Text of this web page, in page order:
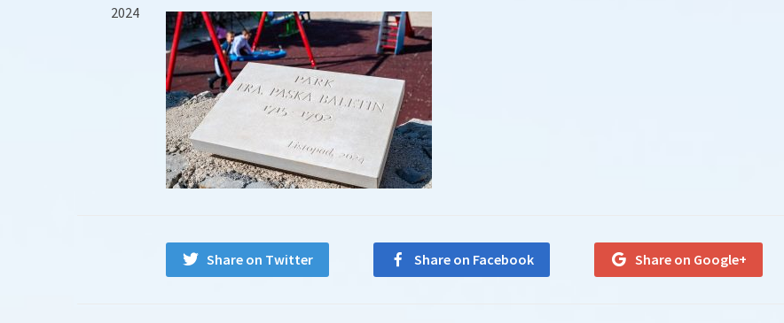
2024
Share on Twitter Share on Facebook Share on Google+